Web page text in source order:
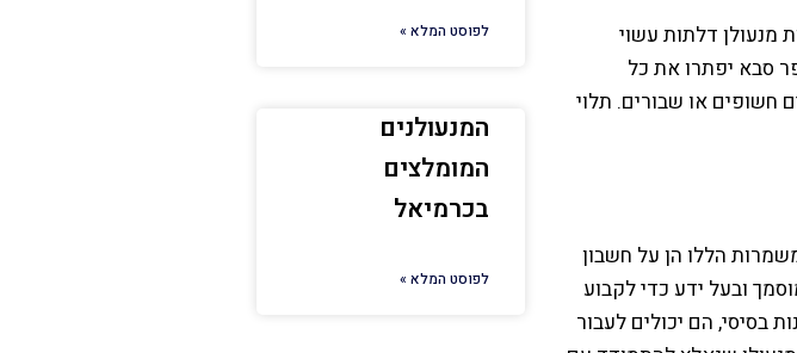
דלתות עשוי
סבא יפתרו את כל
חשופים או שבורים. תלוי
הללו הן על חשבון
ובעל ידע כדי לקבוע
בסיסי, הם יכולים לעבור
לפוסט המלא »
המנעולנים
המומלצים
בכרמיאל
לפוסט המלא »